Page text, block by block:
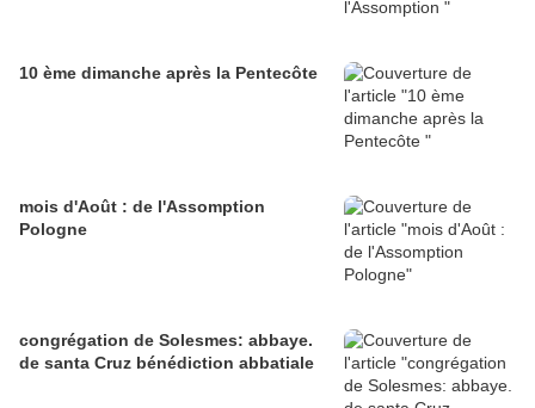
10 ème dimanche après la Pentecôte
mois d'Août : de l'Assomption
Pologne
congrégation de Solesmes: abbaye.
de santa Cruz bénédiction abbatiale